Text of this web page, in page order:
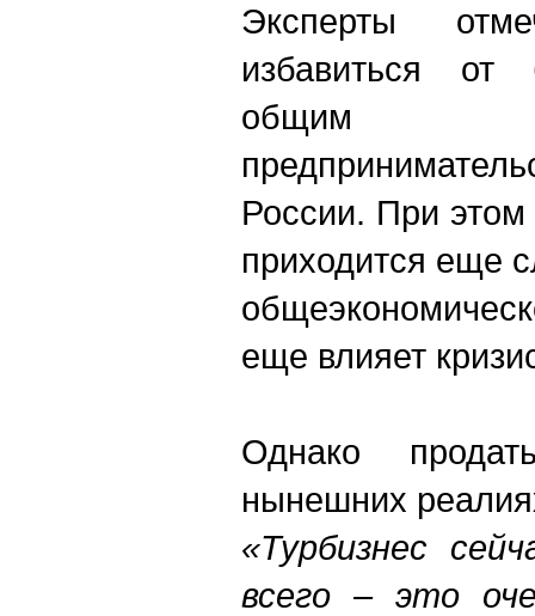
Эксперты
избавиться от
общим
России. При
приходится еще
еще влияет
Однако
нынешних
«Турбизнес
всего – это